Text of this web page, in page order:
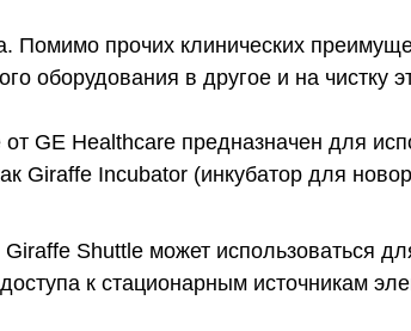
прочих клинических
оборудования в другое и на чистку
GE Healthcare предназначен для
Giraffe Incubator (инкубатор для
Shuttle может использоваться
к стационарным источникам